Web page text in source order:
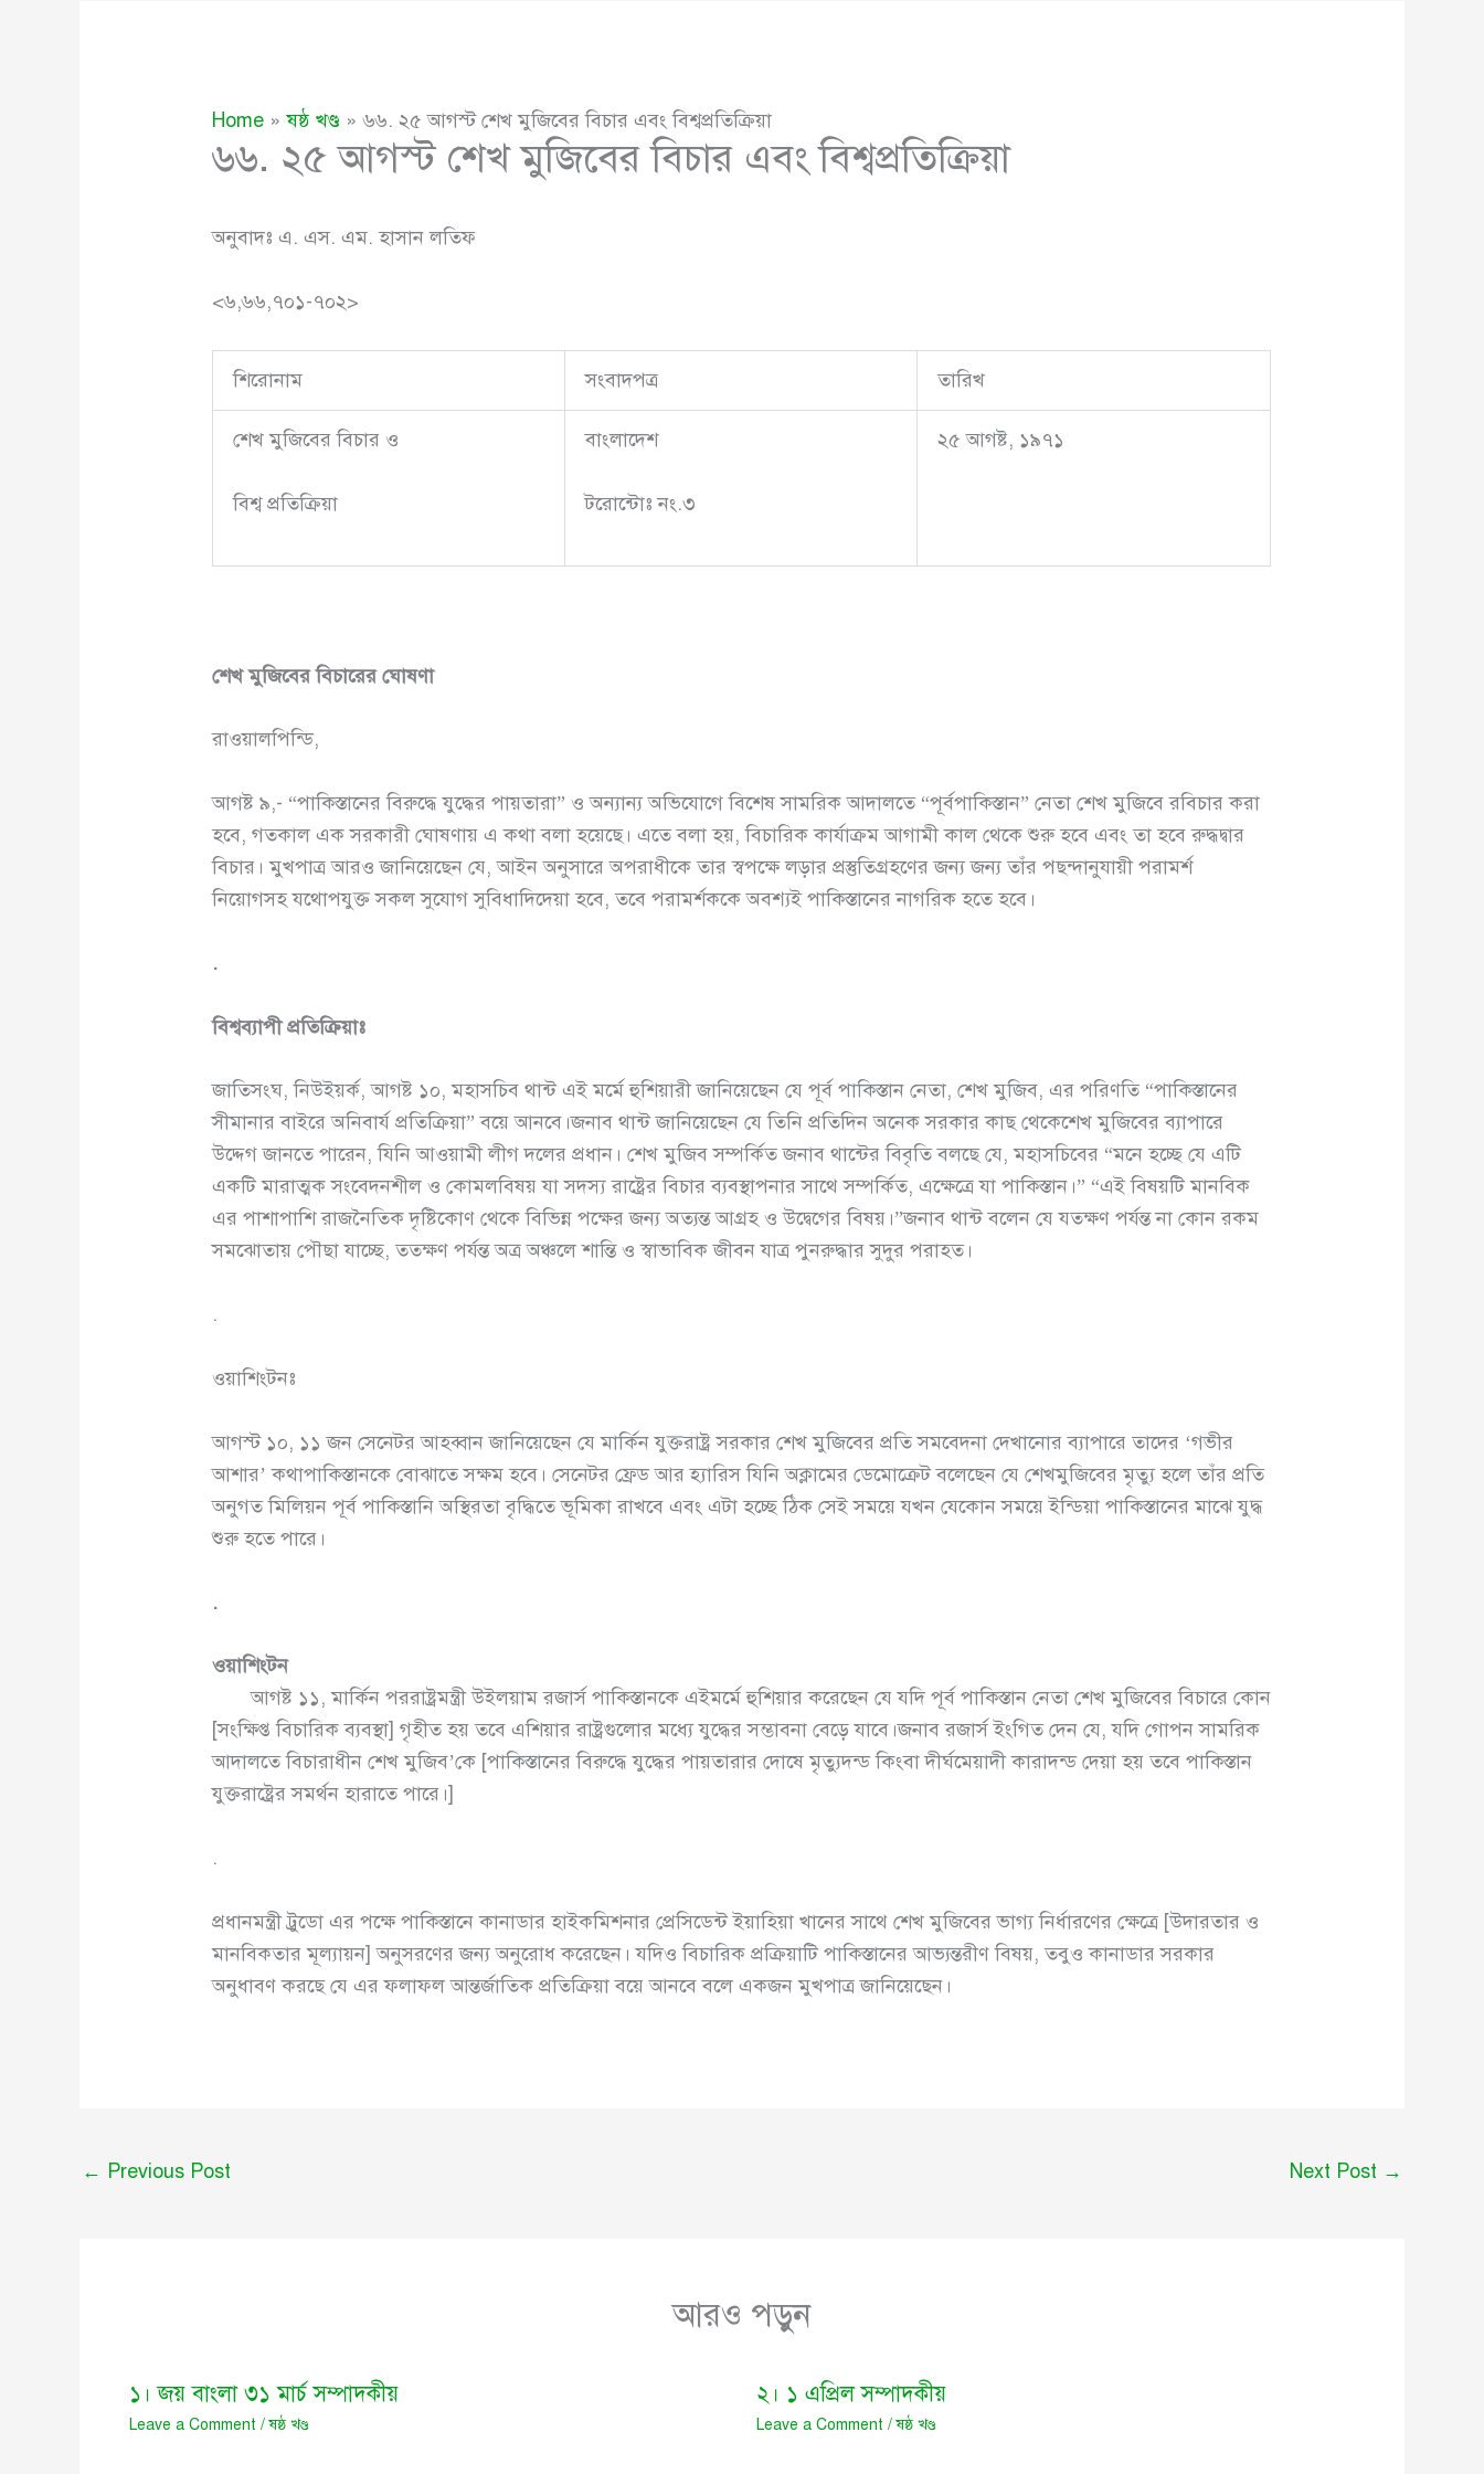
Home ষষ্ঠ খণ্ড ৬৬. ২৫ আগস্ট শেখ মুজিবের বিচার এবং বিশ্বপ্রতিক্রিয়া
৬৬. ২৫ আগস্ট শেখ মুজিবের বিচার এবং বিশ্বপ্রতিক্রিয়া
অনুবাদঃ এ. এস. এম. হাসান লতিফ
<৬,৬৬,৭০১-৭০২>
শিরোনাম সংবাদপত্র তারিখ
শেখ মুজিবের বিচার ও
বিশ্ব প্রতিক্রিয়া
বাংলাদেশ
টরোন্টোঃ নং.৩
২৫ আগষ্ট, ১৯৭১
শেখ মুজিবের বিচারের ঘোষণা
রাওয়ালপিন্ডি,
আগষ্ট ৯,- “পাকিস্তানের বিরুদ্ধে যুদ্ধের পায়তারা” ও অন্যান্য অভিযোগে বিশেষ সামরিক আদালতে “পূর্বপাকিস্তান” নেতা শেখ মুজিবে রবিচার করা
হবে, গতকাল এক সরকারী ঘোষণায় এ কথা বলা হয়েছে। এতে বলা হয়, বিচারিক কার্যাক্রম আগামী কাল থেকে শুরু হবে এবং তা হবে রুদ্ধদ্বার
বিচার। মুখপাত্র আরও জানিয়েছেন যে, আইন অনুসারে অপরাধীকে তার স্বপক্ষে লড়ার প্রস্তুতিগ্রহণের জন্য জন্য তাঁর পছন্দানুযায়ী পরামর্শ
নিয়োগসহ যথোপযুক্ত সকল সুযোগ সুবিধাদিদেয়া হবে, তবে পরামর্শককে অবশ্যই পাকিস্তানের নাগরিক হতে হবে।
.
বিশ্বব্যাপী প্রতিক্রিয়াঃ
জাতিসংঘ, নিউইয়র্ক, আগষ্ট ১০, মহাসচিব থান্ট এই মর্মে হুশিয়ারী জানিয়েছেন যে পূর্ব পাকিস্তান নেতা, শেখ মুজিব, এর পরিণতি “পাকিস্তানের
সীমানার বাইরে অনিবার্য প্রতিক্রিয়া” বয়ে আনবে।জনাব থান্ট জানিয়েছেন যে তিনি প্রতিদিন অনেক সরকার কাছ থেকেশেখ মুজিবের ব্যাপারে
উদ্দেগ জানতে পারেন, যিনি আওয়ামী লীগ দলের প্রধান। শেখ মুজিব সম্পর্কিত জনাব থান্টের বিবৃতি বলছে যে, মহাসচিবের “মনে হচ্ছে যে এটি
একটি মারাত্মক সংবেদনশীল ও কোমলবিষয় যা সদস্য রাষ্ট্রের বিচার ব্যবস্থাপনার সাথে সম্পর্কিত, এক্ষেত্রে যা পাকিস্তান।” “এই বিষয়টি মানবিক
এর পাশাপাশি রাজনৈতিক দৃষ্টিকোণ থেকে বিভিন্ন পক্ষের জন্য অত্যন্ত আগ্রহ ও উদ্বেগের বিষয়।”জনাব থান্ট বলেন যে যতক্ষণ পর্যন্ত না কোন রকম
সমঝোতায় পৌছা যাচ্ছে, ততক্ষণ পর্যন্ত অত্র অঞ্চলে শান্তি ও স্বাভাবিক জীবন যাত্র পুনরুদ্ধার সুদুর পরাহত।
.
ওয়াশিংটনঃ
আগস্ট ১০, ১১ জন সেনেটর আহব্বান জানিয়েছেন যে মার্কিন যুক্তরাষ্ট্র সরকার শেখ মুজিবের প্রতি সমবেদনা দেখানোর ব্যাপারে তাদের ‘গভীর
আশার’ কথাপাকিস্তানকে বোঝাতে সক্ষম হবে। সেনেটর ফ্রেড আর হ্যারিস যিনি অক্লামের ডেমোক্রেট বলেছেন যে শেখমুজিবের মৃত্যু হলে তাঁর প্রতি
অনুগত মিলিয়ন পূর্ব পাকিস্তানি অস্থিরতা বৃদ্ধিতে ভূমিকা রাখবে এবং এটা হচ্ছে ঠিক সেই সময়ে যখন যেকোন সময়ে ইন্ডিয়া পাকিস্তানের মাঝে যুদ্ধ
শুরু হতে পারে।
.
ওয়াশিংটন
আগষ্ট ১১, মার্কিন পররাষ্ট্রমন্ত্রী উইলয়াম রজার্স পাকিস্তানকে এইমর্মে হুশিয়ার করেছেন যে যদি পূর্ব পাকিস্তান নেতা শেখ মুজিবের বিচারে কোন
[সংক্ষিপ্ত বিচারিক ব্যবস্থা] গৃহীত হয় তবে এশিয়ার রাষ্ট্রগুলোর মধ্যে যুদ্ধের সম্ভাবনা বেড়ে যাবে।জনাব রজার্স ইংগিত দেন যে, যদি গোপন সামরিক
আদালতে বিচারাধীন শেখ মুজিব’কে [পাকিস্তানের বিরুদ্ধে যুদ্ধের পায়তারার দোষে মৃত্যুদন্ড কিংবা দীর্ঘমেয়াদী কারাদন্ড দেয়া হয় তবে পাকিস্তান
যুক্তরাষ্ট্রের সমর্থন হারাতে পারে।]
.
প্রধানমন্ত্রী ট্রুডো এর পক্ষে পাকিস্তানে কানাডার হাইকমিশনার প্রেসিডেন্ট ইয়াহিয়া খানের সাথে শেখ মুজিবের ভাগ্য নির্ধারণের ক্ষেত্রে [উদারতার ও
মানবিকতার মূল্যায়ন] অনুসরণের জন্য অনুরোধ করেছেন। যদিও বিচারিক প্রক্রিয়াটি পাকিস্তানের আভ্যন্তরীণ বিষয়, তবুও কানাডার সরকার
অনুধাবণ করছে যে এর ফলাফল আন্তর্জাতিক প্রতিক্রিয়া বয়ে আনবে বলে একজন মুখপাত্র জানিয়েছেন।
← Previous Post Next Post →
আরও পড়ুন
১। জয় বাংলা ৩১ মার্চ সম্পাদকীয়
Leave a Comment /ষষ্ঠ খণ্ড
২। ১ এপ্রিল সম্পাদকীয়
Leave a Comment /ষষ্ঠ খণ্ড